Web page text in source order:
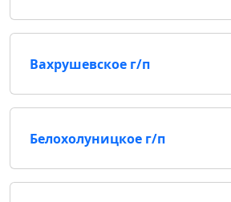
Вахрушевское г/п
Белохолуницкое г/п